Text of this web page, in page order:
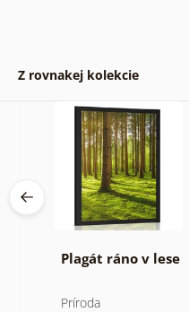
Z rovnakej kolekcie
Plagát ráno v lese
Príroda